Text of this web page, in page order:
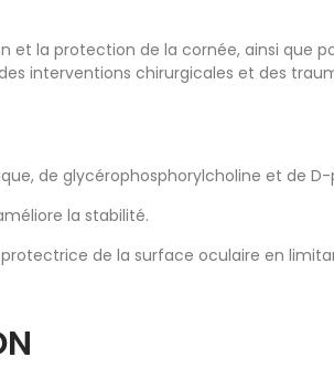
et la protection de la cornée, ainsi
interventions chirurgicales et des
de glycérophosphorylcholine et de
la stabilité.
de la surface oculaire en